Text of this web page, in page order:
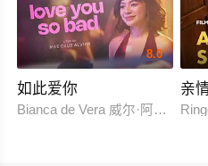
8.0
如此爱你
Bianca de Vera 威尔·阿什利·德
亲